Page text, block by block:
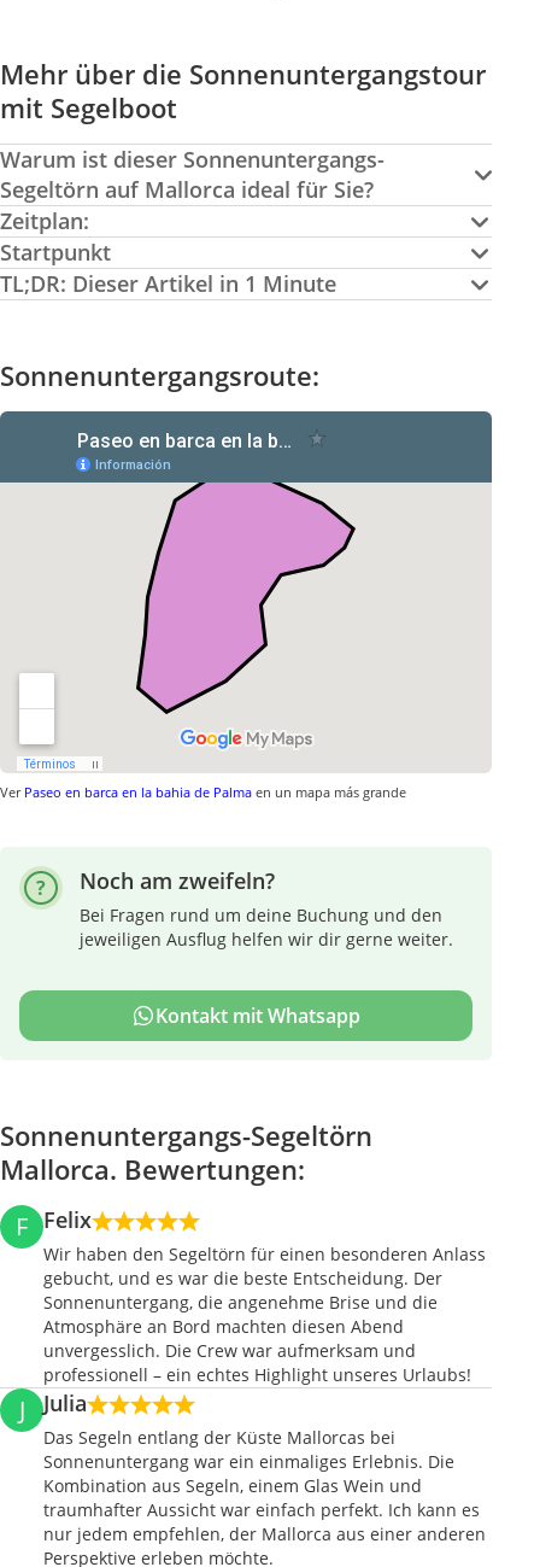
Mehr über die Sonnenuntergangstour
mit Segelboot
Warum ist dieser Sonnenuntergangs-
Segeltörn auf Mallorca ideal für Sie?
Zeitplan:
Startpunkt
TL;DR: Dieser Artikel in 1 Minute
Sonnenuntergangsroute:
Ver Paseo en barca en la bahia de Palma en un mapa más grande
Noch am zweifeln?
Bei Fragen rund um deine Buchung und den
jeweiligen Ausflug helfen wir dir gerne weiter.
Kontakt mit Whatsapp
Sonnenuntergangs-Segeltörn
Mallorca. Bewertungen:
F Felix
Wir haben den Segeltörn für einen besonderen Anlass
gebucht, und es war die beste Entscheidung. Der
Sonnenuntergang, die angenehme Brise und die
Atmosphäre an Bord machten diesen Abend
unvergesslich. Die Crew war aufmerksam und
professionell – ein echtes Highlight unseres Urlaubs!
J Julia
Das Segeln entlang der Küste Mallorcas bei
Sonnenuntergang war ein einmaliges Erlebnis. Die
Kombination aus Segeln, einem Glas Wein und
traumhafter Aussicht war einfach perfekt. Ich kann es
nur jedem empfehlen, der Mallorca aus einer anderen
Perspektive erleben möchte.